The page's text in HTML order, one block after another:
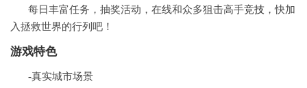
每日丰富任务，抽奖活动，在线和众多狙击高手竞技 ，快加
入拯救世界的行列吧！
游戏特色
-真实城市场景